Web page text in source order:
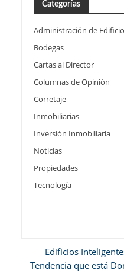
Categorías
Administración de
Bodegas
Cartas al Director
Columnas de Opinión
Corretaje
Inmobiliarias
Inversión Inmobiliaria
Noticias
Propiedades
Tecnología
Edificios
Tendencia que está